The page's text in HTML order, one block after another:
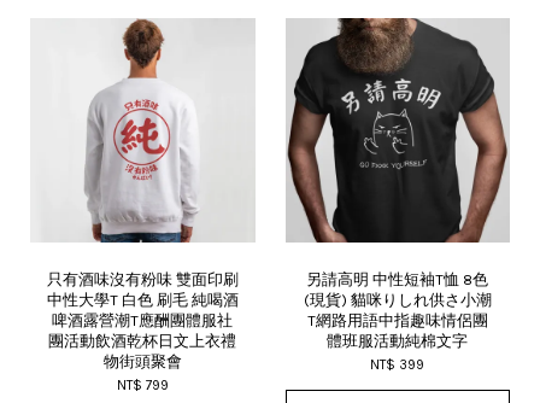
只有酒味沒有粉味 雙面印刷
中性大學T 白色 刷毛 純喝酒
啤酒露營潮T應酬團體服社
團活動飲酒乾杯日文上衣禮
物街頭聚會
NT$ 799
另請高明 中性短袖T恤 8色
(現貨) 貓咪りしれ供さ小潮
T網路用語中指趣味情侶團
體班服活動純棉文字
NT$ 399